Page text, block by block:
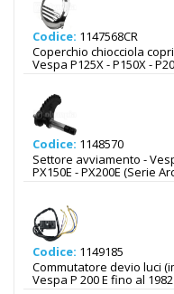
Codice: 1147568CR
Coperchio chiocciola
Vespa P125X - P150X -
Codice: 1148570
Settore avviamento -
PX150E - PX200E (Serie
Codice: 1149185
Commutatore devio luci
Vespa P 200 E fino al